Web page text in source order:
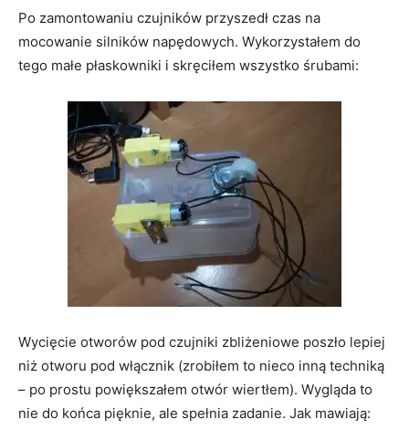
Po zamontowaniu czujników przyszedł czas na
mocowanie silników napędowych. Wykorzystałem do
tego małe płaskowniki i skręciłem wszystko śrubami:
Wycięcie otworów pod czujniki zbliżeniowe poszło lepiej
niż otworu pod włącznik (zrobiłem to nieco inną techniką
– po prostu powiększałem otwór wiertłem). Wygląda to
nie do końca pięknie, ale spełnia zadanie. Jak mawiają: